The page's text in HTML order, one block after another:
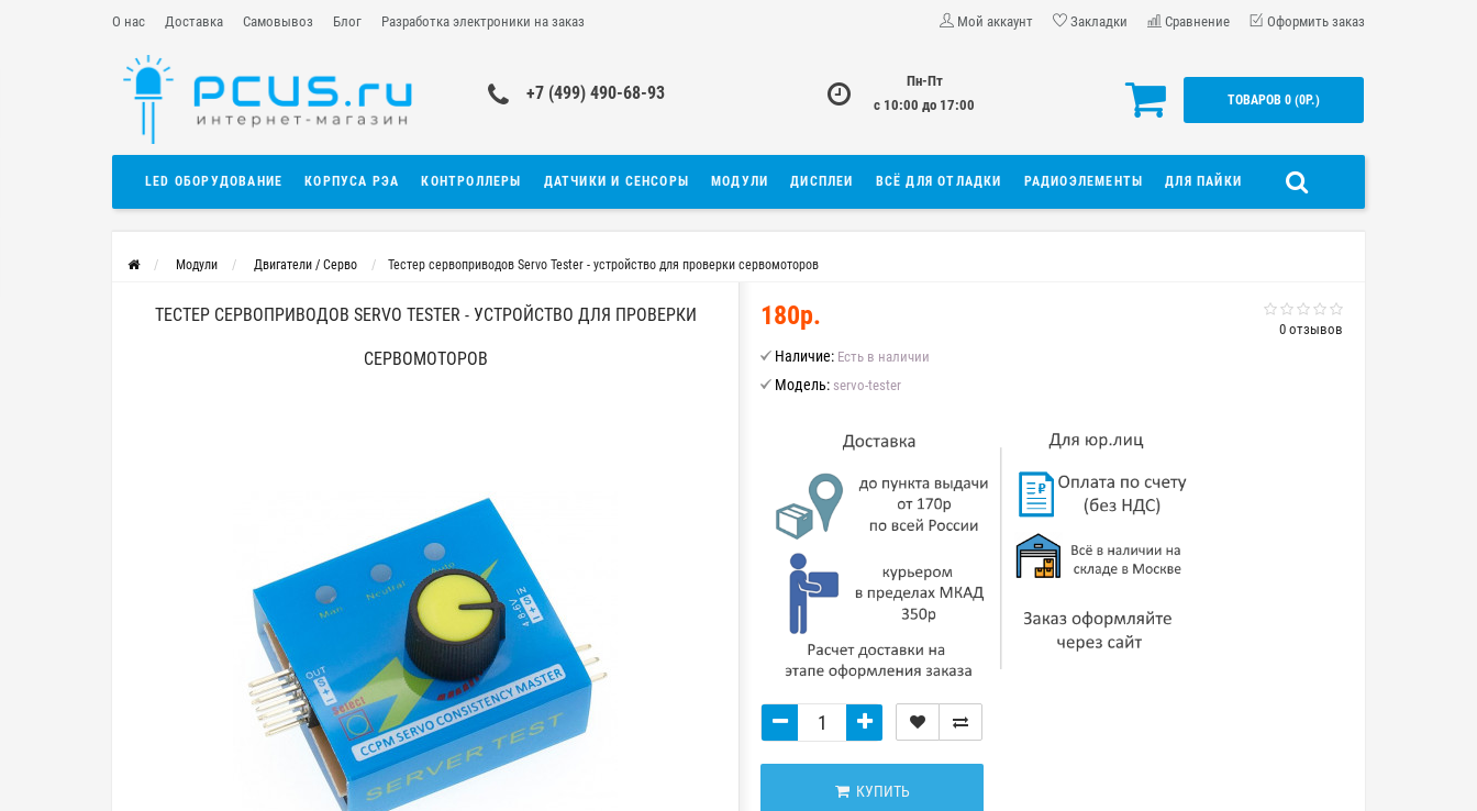
О нас Доставка Самовывоз Блог Разработка электроники на заказ Мой аккаунт Закладки Сравнение Оформить заказ
+7 (499) 490-68-93
Пн-Пт
с 10:00 до 17:00
ТОВАРОВ 0 (0Р.)
LED ОБОРУДОВАНИЕ КОРПУСА РЭА КОНТРОЛЛЕРЫ ДАТЧИКИ И СЕНСОРЫ МОДУЛИ ДИСПЛЕИ ВСЁ ДЛЯ ОТЛАДКИ РАДИОЭЛЕМЕНТЫ ДЛЯ ПАЙКИ
Модули Двигатели / Серво Тестер сервоприводов Servo Tester - устройство для проверки сервомоторов
ТЕСТЕР СЕРВОПРИВОДОВ SERVO TESTER - УСТРОЙСТВО ДЛЯ ПРОВЕРКИ
СЕРВОМОТОРОВ
0 отзывов
180р.
Наличие: Есть в наличии
Модель: servo-tester
КУПИТЬ